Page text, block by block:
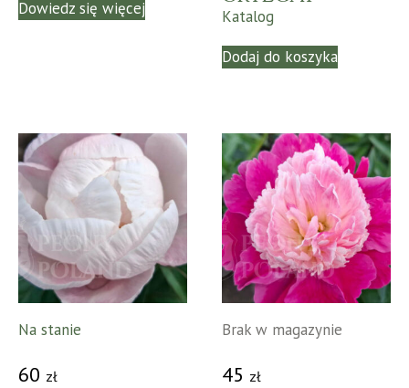
Dowiedz się więcej
Katalog
Dodaj do koszyka
Na stanie
60 zł
Brak w magazynie
45 zł